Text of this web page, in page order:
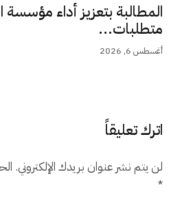
المطالبة بتعزيز أداء مؤسسة
متطلبات...
أغسطس 6, 2026
اترك تعليقاً
لن يتم نشر عنوان بريدك الإلكتروني.
*